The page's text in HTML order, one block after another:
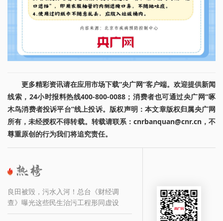
更多精彩资讯请在应用市场下载“央广网”客户端。欢迎提供新闻
线索，24小时报料热线400-800-0088；消费者也可通过央广网“啄
木鸟消费者投诉平台”线上投诉。版权声明：本文章版权归属央广网
所有，未经授权不得转载。转载请联系：cnrbanquan@cnr.cn，不
尊重原创的行为我们将追究责任。
良田被毁，污水入河！总台《财经调
查》曝光这些民生治污工程形同虚设